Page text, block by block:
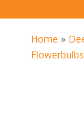
Home »